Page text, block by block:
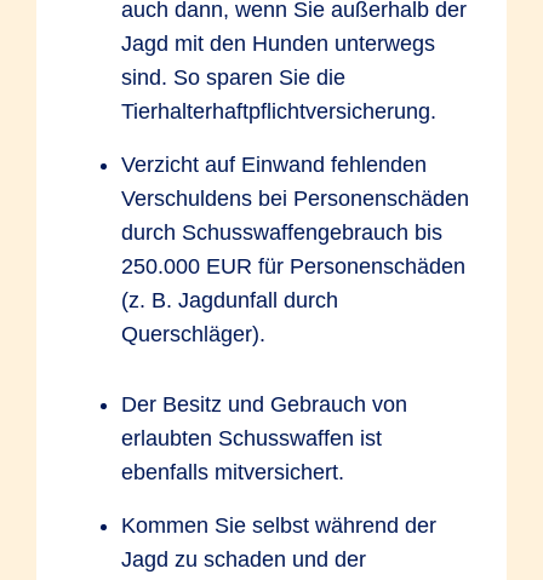
auch dann, wenn Sie außerhalb der
Jagd mit den Hunden unterwegs
sind. So sparen Sie die
Tierhalterhaftpflichtversicherung.
Verzicht auf Einwand fehlenden
Verschuldens bei Personenschäden
durch Schusswaffengebrauch bis
250.000 EUR für Personenschäden
(z. B. Jagdunfall durch
Querschläger).
Der Besitz und Gebrauch von
erlaubten Schusswaffen ist
ebenfalls mitversichert.
Kommen Sie selbst während der
Jagd zu schaden und der